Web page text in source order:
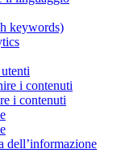
keywords)
i contenuti
i contenuti
dell’informazione